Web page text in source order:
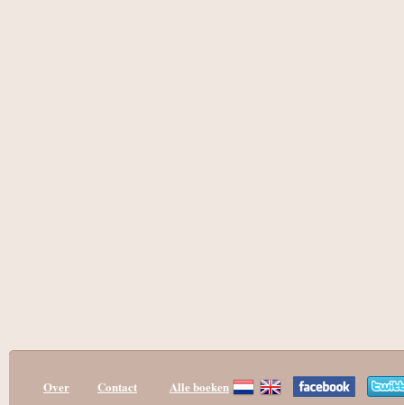
Over Contact Alle boeken